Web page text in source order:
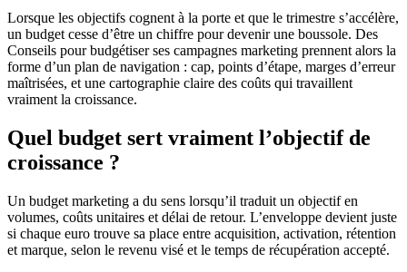
Lorsque les objectifs cognent à la porte et que le trimestre s’accélère,
un budget cesse d’être un chiffre pour devenir une boussole. Des
Conseils pour budgétiser ses campagnes marketing prennent alors la
forme d’un plan de navigation : cap, points d’étape, marges d’erreur
maîtrisées, et une cartographie claire des coûts qui travaillent
vraiment la croissance.
Quel budget sert vraiment l’objectif de
croissance ?
Un budget marketing a du sens lorsqu’il traduit un objectif en
volumes, coûts unitaires et délai de retour. L’enveloppe devient juste
si chaque euro trouve sa place entre acquisition, activation, rétention
et marque, selon le revenu visé et le temps de récupération accepté.